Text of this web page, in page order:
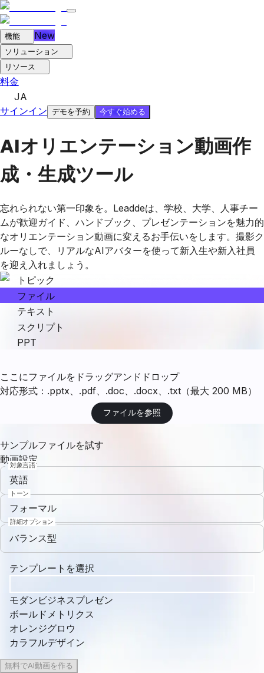
機能 New
ソリューション
リソース
料金
JA
サインイン デモを予約 今すぐ始める
AIオリエンテーション動画作
成・生成ツール
忘れられない第一印象を。Leaddeは、学校、大学、人事チー
ムが歓迎ガイド、ハンドブック、プレゼンテーションを魅力的
なオリエンテーション動画に変えるお手伝いをします。撮影ク
ルーなしで、リアルなAIアバターを使って新入生や新入社員
を迎え入れましょう。
トピック
ファイル
テキスト
スクリプト
PPT
ここにファイルをドラッグアンドドロップ
対応形式：.pptx、.pdf、.doc、.docx、.txt（最大 200 MB）
ファイルを参照
サンプルファイルを試す
動画設定
対象言語
英語
トーン
フォーマル
詳細オプション
バランス型
テンプレートを選択
モダンビジネスプレゼン
ボールドメトリクス
オレンジグロウ
カラフルデザイン
無料でAI動画を作る